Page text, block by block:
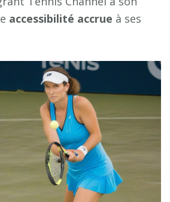
accessibilité accrue à ses